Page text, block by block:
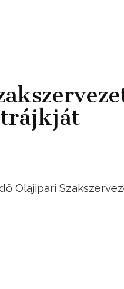
Olajipari